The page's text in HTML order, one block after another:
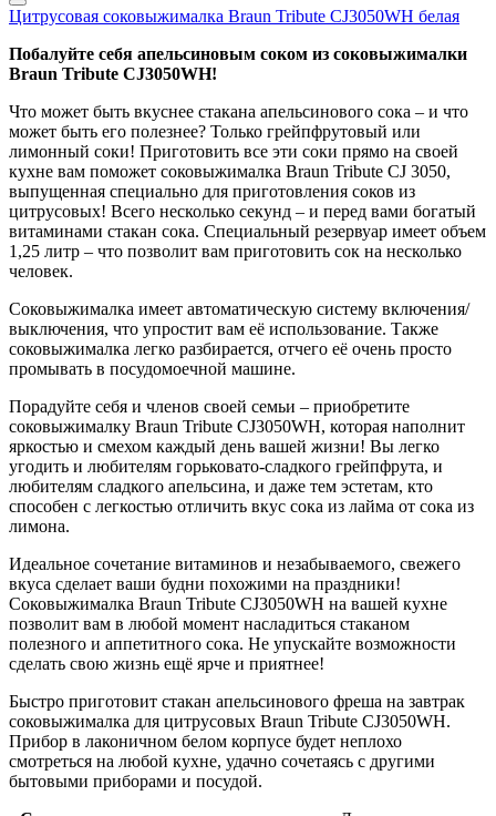
Цитрусовая соковыжималка Braun Tribute CJ3050WH белая
Побалуйте себя апельсиновым соком из соковыжималки
Braun Tribute CJ3050WH!
Что может быть вкуснее стакана апельсинового сока – и что
может быть его полезнее? Только грейпфрутовый или
лимонный соки! Приготовить все эти соки прямо на своей
кухне вам поможет соковыжималка Braun Tribute CJ 3050,
выпущенная специально для приготовления соков из
цитрусовых! Всего несколько секунд – и перед вами богатый
витаминами стакан сока. Специальный резервуар имеет объем
1,25 литр – что позволит вам приготовить сок на несколько
человек.
Соковыжималка имеет автоматическую систему включения/
выключения, что упростит вам её использование. Также
соковыжималка легко разбирается, отчего её очень просто
промывать в посудомоечной машине.
Порадуйте себя и членов своей семьи – приобретите
соковыжималку Braun Tribute CJ3050WH, которая наполнит
яркостью и смехом каждый день вашей жизни! Вы легко
угодить и любителям горьковато-сладкого грейпфрута, и
любителям сладкого апельсина, и даже тем эстетам, кто
способен с легкостью отличить вкус сока из лайма от сока из
лимона.
Идеальное сочетание витаминов и незабываемого, свежего
вкуса сделает ваши будни похожими на праздники!
Соковыжималка Braun Tribute CJ3050WH на вашей кухне
позволит вам в любой момент насладиться стаканом
полезного и аппетитного сока. Не упускайте возможности
сделать свою жизнь ещё ярче и приятнее!
Быстро приготовит стакан апельсинового фреша на завтрак
соковыжималка для цитрусовых Braun Tribute CJ3050WH.
Прибор в лаконичном белом корпусе будет неплохо
смотреться на любой кухне, удачно сочетаясь с другими
бытовыми приборами и посудой.